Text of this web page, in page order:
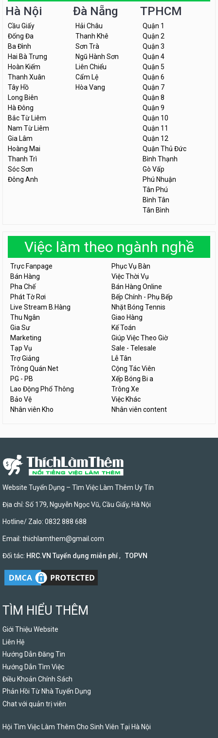
Hà Nội
Cầu Giấy
Đống Đa
Ba Đình
Hai Bà Trưng
Hoàn Kiếm
Thanh Xuân
Tây Hồ
Long Biên
Hà Đông
Bắc Từ Liêm
Nam Từ Liêm
Gia Lâm
Hoàng Mai
Thanh Trì
Sóc Sơn
Đông Anh
Đà Nẵng
Hải Châu
Thanh Khê
Sơn Trà
Ngũ Hành Sơn
Liên Chiểu
Cẩm Lệ
Hòa Vang
TPHCM
Quận 1
Quận 2
Quận 3
Quận 4
Quận 5
Quận 6
Quận 7
Quận 8
Quận 9
Quận 10
Quận 11
Quận 12
Quận Thủ Đức
Bình Thạnh
Gò Vấp
Phú Nhuận
Tân Phú
Bình Tân
Tân Bình
Việc làm theo ngành nghề
Trực Fanpage
Phục Vụ Bàn
Bán Hàng
Việc Thời Vụ
Pha Chế
Bán Hàng Online
Phát Tờ Rơi
Bếp Chính - Phụ Bếp
Live Stream B.Hàng
Nhặt Bóng Tennis
Thu Ngân
Giao Hàng
Gia Sư
Kế Toán
Marketing
Giúp Việc Theo Giờ
Tạp Vụ
Sale - Telesale
Trợ Giảng
Lễ Tân
Trông Quán Net
Cộng Tác Viên
PG - PB
Xếp Bóng Bi a
Lao Động Phổ Thông
Trông Xe
Bảo Vệ
Việc Khác
Nhân viên Kho
Nhân viên content
Website Tuyển Dụng – Tìm Việc Làm Thêm Uy Tín
Địa chỉ: Số 179, Nguyễn Ngọc Vũ, Cầu Giấy, Hà Nội
Hotline/ Zalo: 0832 888 688
Email: thichlamthem@gmail.com
Đối tác: HRC.VN Tuyển dụng miễn phí, TOPVN
TÌM HIỂU THÊM
Giới Thiệu Website
Liên Hệ
Hướng Dẫn Đăng Tin
Hướng Dẫn Tìm Việc
Điều Khoản Chính Sách
Phản Hồi Từ Nhà Tuyển Dụng
Chat với quản trị viên
Hội Tìm Việc Làm Thêm Cho Sinh Viên Tại Hà Nội